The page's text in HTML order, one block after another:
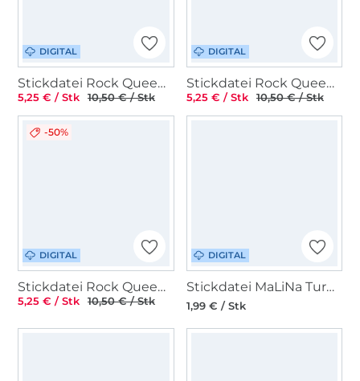
DIGITAL
Stickdatei Rock Queen Schule Kreis 2024
5,25 € / Stk 10,50 € / Stk
DIGITAL
Stickdatei Rock Queen Religion Gotteslob
5,25 € / Stk 10,50 € / Stk
DIGITAL
-50%
Stickdatei Rock Queen Katzen Kuschel Set
5,25 € / Stk 10,50 € / Stk
DIGITAL
Stickdatei MaLiNa Turnen
1,99 € / Stk